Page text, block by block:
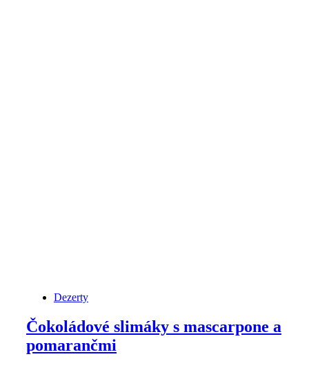
Dezerty
Čokoládové slimáky s mascarpone a
pomarančmi